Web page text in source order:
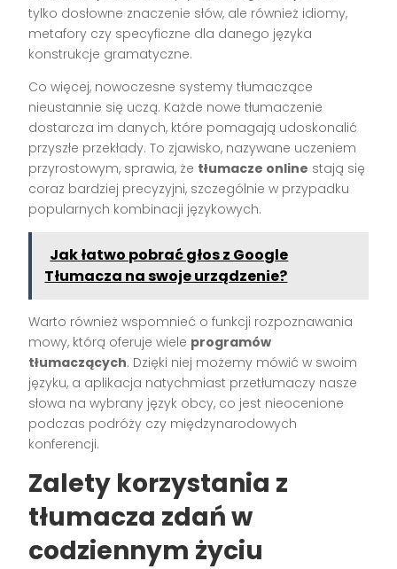
tylko dosłowne znaczenie słów, ale również idiomy,
metafory czy specyficzne dla danego języka
konstrukcje gramatyczne.
Co więcej, nowoczesne systemy tłumaczące
nieustannie się uczą. Każde nowe tłumaczenie
dostarcza im danych, które pomagają udoskonalić
przyszłe przekłady. To zjawisko, nazywane uczeniem
przyrostowym, sprawia, że tłumacze online stają się
coraz bardziej precyzyjni, szczególnie w przypadku
popularnych kombinacji językowych.
Jak łatwo pobrać głos z Google
Tłumacza na swoje urządzenie?
Warto również wspomnieć o funkcji rozpoznawania
mowy, którą oferuje wiele programów
tłumaczących. Dzięki niej możemy mówić w swoim
języku, a aplikacja natychmiast przetłumaczy nasze
słowa na wybrany język obcy, co jest nieocenione
podczas podróży czy międzynarodowych
konferencji.
Zalety korzystania z
tłumacza zdań w
codziennym życiu